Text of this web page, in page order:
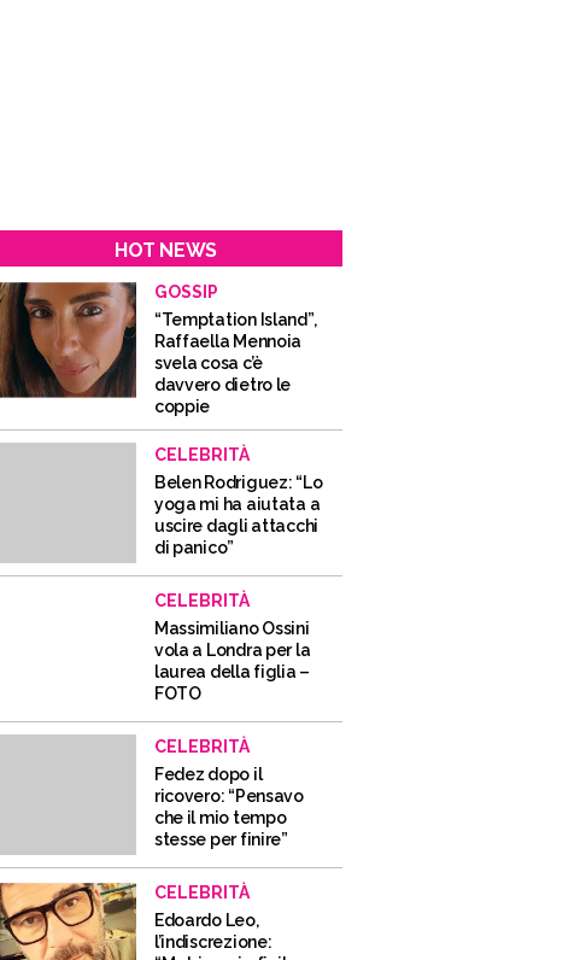
HOT NEWS
GOSSIP
“Temptation Island”,
Raffaella Mennoia
svela cosa c’è
davvero dietro le
coppie
CELEBRITÀ
Belen Rodriguez: “Lo
yoga mi ha aiutata a
uscire dagli attacchi
di panico”
CELEBRITÀ
Massimiliano Ossini
vola a Londra per la
laurea della figlia –
FOTO
CELEBRITÀ
Fedez dopo il
ricovero: “Pensavo
che il mio tempo
stesse per finire”
CELEBRITÀ
Edoardo Leo,
l’indiscrezione: